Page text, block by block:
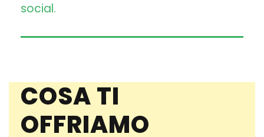
social.
COSA TI
OFFRIAMO